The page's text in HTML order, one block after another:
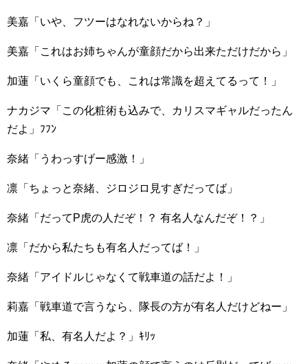
美嘉「いや、フツーはなれないからね？」
美嘉「これはお姉ちゃんが童顔だから出来ただけだから」
加蓮「いくら童顔でも、これは常識を超えてるって！」
ナカジマ「この化粧術も込みで、カリスマギャルだったん
だよ」ﾌﾌﾝ
奈緒「うわっすげー感激！」
凛「ちょっと奈緒、ジロジロ見すぎだってば」
奈緒「だってP虎の人だぞ！？ 有名人なんだぞ！？」
凛「だから私たちも有名人だってば！」
奈緒「アイドルじゃなくて戦車道の話だよ！」
莉嘉「戦車道で言うなら、隊長の方が有名人だけどねー」
加蓮「私、有名人だよ？」ｷﾘｯ